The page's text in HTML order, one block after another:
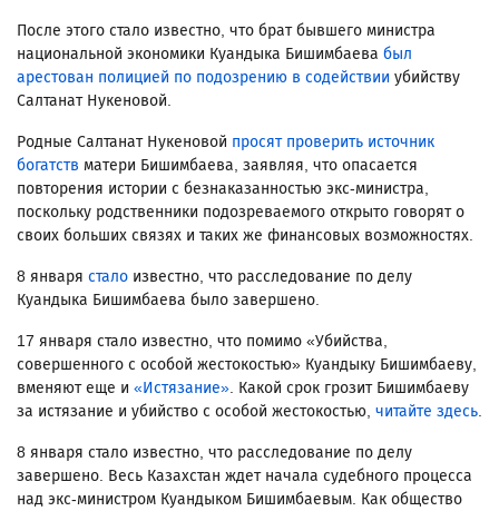
После этого стало известно, что брат бывшего министра
национальной экономики Куандыка Бишимбаева был
арестован полицией по подозрению в содействии убийству
Салтанат Нукеновой.
Родные Салтанат Нукеновой просят проверить источник
богатств матери Бишимбаева, заявляя, что опасается
повторения истории с безнаказанностью экс-министра,
поскольку родственники подозреваемого открыто говорят о
своих больших связях и таких же финансовых возможностях.
8 января стало известно, что расследование по делу
Куандыка Бишимбаева было завершено.
17 января стало известно, что помимо «Убийства,
совершенного с особой жестокостью» Куандыку Бишимбаеву,
вменяют еще и «Истязание». Какой срок грозит Бишимбаеву
за истязание и убийство с особой жестокостью, читайте здесь.
8 января стало известно, что расследование по делу
завершено. Весь Казахстан ждет начала судебного процесса
над экс-министром Куандыком Бишимбаевым. Как общество